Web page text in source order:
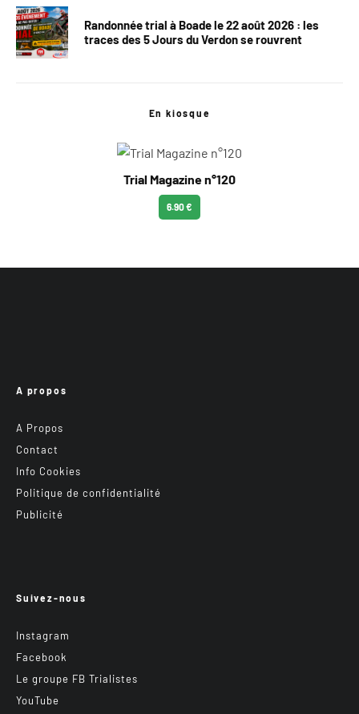
Randonnée trial à Boade le 22 août 2026 : les
traces des 5 Jours du Verdon se rouvrent
En kiosque
Trial Magazine n°120
6.90 €
A propos
A Propos
Contact
Info Cookies
Politique de confidentialité
Publicité
Suivez-nous
Instagram
Facebook
Le groupe FB Trialistes
YouTube